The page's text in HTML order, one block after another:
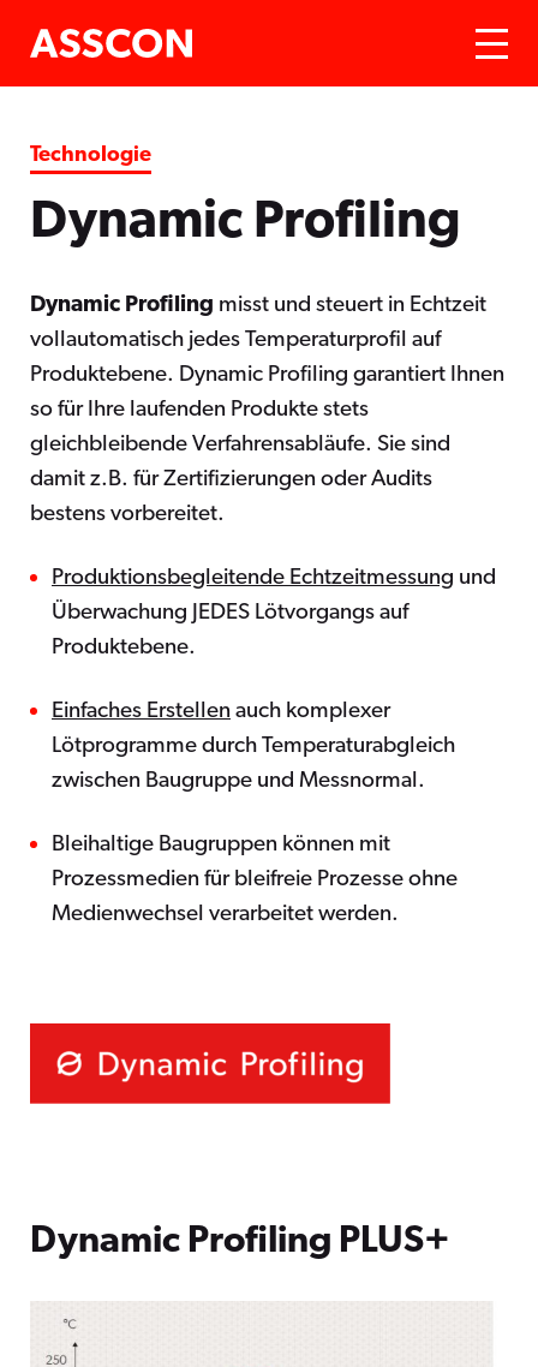
Technologie
Dynamic Profiling
Dynamic Profiling misst und steuert in Echtzeit
vollautomatisch jedes Temperaturprofil auf
Produktebene. Dynamic Profiling garantiert Ihnen
so für Ihre laufenden Produkte stets
gleichbleibende Verfahrensabläufe. Sie sind
damit z.B. für Zertifizierungen oder Audits
bestens vorbereitet.
Produktionsbegleitende Echtzeitmessung und
Überwachung JEDES Lötvorgangs auf
Produktebene.
Einfaches Erstellen auch komplexer
Lötprogramme durch Temperaturabgleich
zwischen Baugruppe und Messnormal.
Bleihaltige Baugruppen können mit
Prozessmedien für bleifreie Prozesse ohne
Medienwechsel verarbeitet werden.
Dynamic Profiling PLUS+